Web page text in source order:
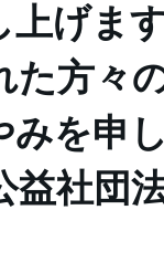
上げま
た方々
みを申
社団